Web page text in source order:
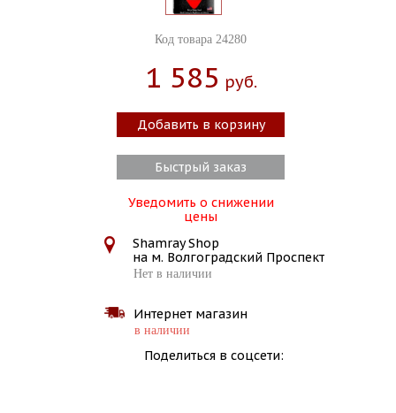
Код товара 24280
1 585 Руб.
Добавить в корзину
Быстрый заказ
Уведомить о снижении
цены
Shamray Shop
на м. Волгоградский Проспект
Нет в наличии
Интернет магазин
в наличии
Поделиться в соцсети: